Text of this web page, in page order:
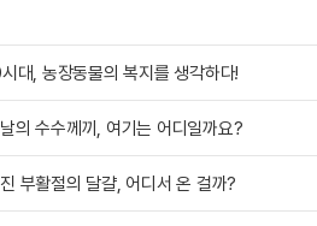
대, 농장동물의 복지를 생각하다!
의 수수께끼, 여기는 어디일까요?
부활절의 달걀, 어디서 온 걸까?